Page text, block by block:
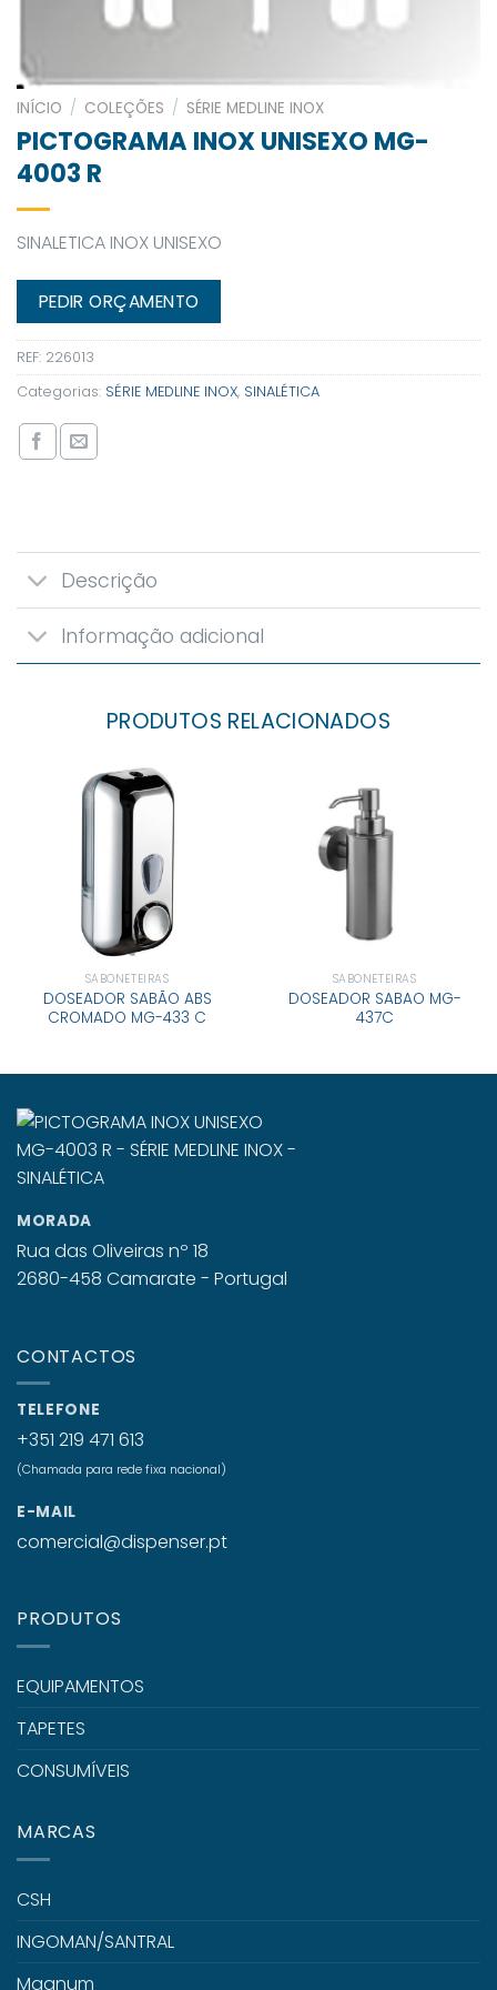
INÍCIO / COLEÇÕES / SÉRIE MEDLINE INOX
PICTOGRAMA INOX UNISEXO MG-
4003 R
SINALETICA INOX UNISEXO
PEDIR ORÇAMENTO
REF: 226013
Categorias: SÉRIE MEDLINE INOX, SINALÉTICA
Descrição
Informação adicional
PRODUTOS RELACIONADOS
SABONETEIRAS
DOSEADOR SABÃO ABS
CROMADO MG-433 C
SABONETEIRAS
DOSEADOR SABAO MG-
437C
MORADA
Rua das Oliveiras nº 18
2680-458 Camarate - Portugal
CONTACTOS
TELEFONE
+351 219 471 613
(Chamada para rede fixa nacional)
E-MAIL
comercial@dispenser.pt
PRODUTOS
EQUIPAMENTOS
TAPETES
CONSUMÍVEIS
MARCAS
CSH
INGOMAN/SANTRAL
Magnum